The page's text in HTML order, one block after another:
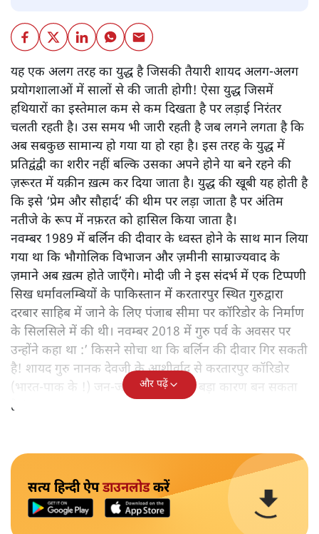
यह एक अलग तरह का युद्ध है जिसकी तैयारी शायद अलग-अलग
प्रयोगशालाओं में सालों से की जाती होगी! ऐसा युद्ध जिसमें
हथियारों का इस्तेमाल कम से कम दिखता है पर लड़ाई निरंतर
चलती रहती है। उस समय भी जारी रहती है जब लगने लगता है कि
अब सबकुछ सामान्य हो गया या हो रहा है। इस तरह के युद्ध में
प्रतिद्वंद्वी का शरीर नहीं बल्कि उसका अपने होने या बने रहने की
ज़रूरत में यक़ीन ख़त्म कर दिया जाता है। युद्ध की खूबी यह होती है
कि इसे ‘प्रेम और सौहार्द’ की थीम पर लड़ा जाता है पर अंतिम
नतीजे के रूप में नफ़रत को हासिल किया जाता है।
नवम्बर 1989 में बर्लिन की दीवार के ध्वस्त होने के साथ मान लिया
गया था कि भौगोलिक विभाजन और ज़मीनी साम्राज्यवाद के
ज़माने अब ख़त्म होते जाएँगे। मोदी जी ने इस संदर्भ में एक टिप्पणी
सिख धर्मावलम्बियों के पाकिस्तान में करतारपुर स्थित गुरुद्वारा
दरबार साहिब में जाने के लिए पंजाब सीमा पर कॉरिडोर के निर्माण
के सिलसिले में की थी। नवम्बर 2018 में गुरु पर्व के अवसर पर
उन्होंने कहा था :’ किसने सोचा था कि बर्लिन की दीवार गिर सकती
है! शायद गुरु नानक देवजी के आशीर्वाद से करतारपुर कॉरिडोर
(भारत-पाक के !) जन-जन को जोड़ने का बड़ा कारण बन सकता
है!‘
और पढ़ें
सत्य हिन्दी ऐपडाउनलोडकरें